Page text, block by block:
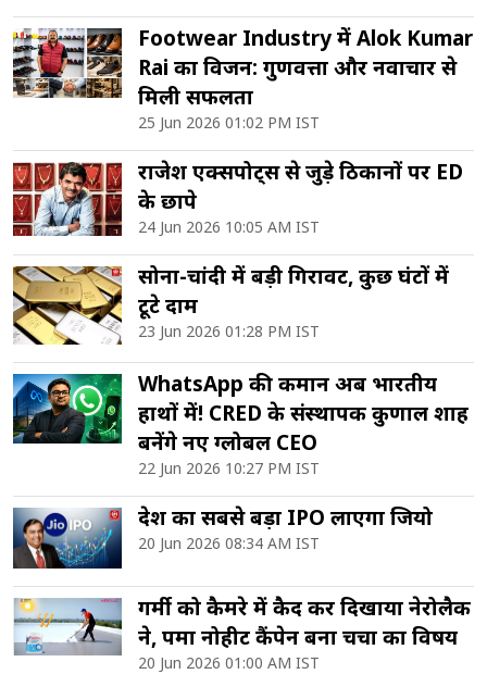
Footwear Industry में Alok Kumar
Rai का विजन: गुणवत्ता और नवाचार से
मिली सफलता
25 Jun 2026 01:02 PM IST
राजेश एक्सपोर्ट्स से जुड़े ठिकानों पर ED
के छापे
24 Jun 2026 10:05 AM IST
सोना-चांदी में बड़ी गिरावट, कुछ घंटों में
टूटे दाम
23 Jun 2026 01:28 PM IST
WhatsApp की कमान अब भारतीय
हाथों में! CRED के संस्थापक कुणाल शाह
बनेंगे नए ग्लोबल CEO
22 Jun 2026 10:27 PM IST
देश का सबसे बड़ा IPO लाएगा जियो
20 Jun 2026 08:34 AM IST
गर्मी को कैमरे में कैद कर दिखाया नेरोलैक
ने, पर्मा नोहीट कैंपेन बना चर्चा का विषय
20 Jun 2026 01:00 AM IST